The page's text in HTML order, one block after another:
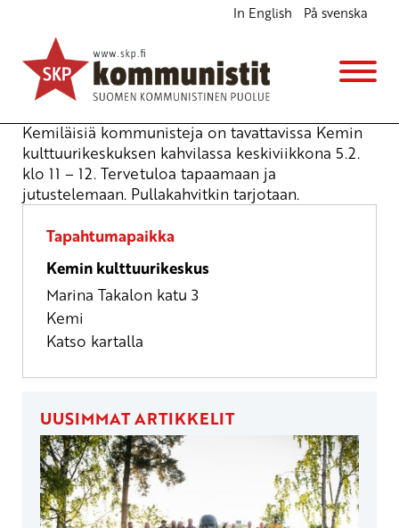
In English På svenska
Kohtaamispaikka Kemin kulttuurikeskuksessa
Muu
ke 5.2.2025 klo 11:00
Kemiläisiä kommunisteja on tavattavissa Kemin
kulttuurikeskuksen kahvilassa keskiviikkona 5.2.
klo 11 – 12. Tervetuloa tapaamaan ja
jutustelemaan. Pullakahvitkin tarjotaan.
Tapahtumapaikka
Kemin kulttuurikeskus
Marina Takalon katu 3
Kemi
Katso kartalla
UUSIMMAT ARTIKKELIT